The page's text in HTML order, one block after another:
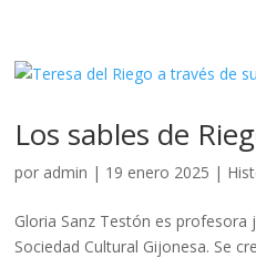
Los sables de
por admin | 19 enero 2025 |
Gloria Sanz Testón es profesora
Sociedad Cultural Gijonesa. Se